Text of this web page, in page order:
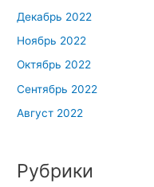
Декабрь 2022
Ноябрь 2022
Октябрь 2022
Сентябрь 2022
Август 2022
Рубрики